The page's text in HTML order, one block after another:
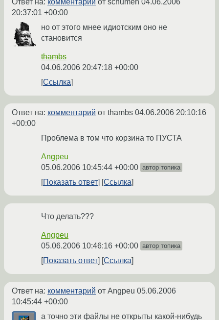
Ответ на: комментарий от schumen 04.06.2006
20:37:01 +00:00
но от этого мнее идиотским оно не
становится
thambs
04.06.2006 20:47:18 +00:00
Ссылка
Ответ на: комментарий от thambs 04.06.2006 20:10:16
+00:00
Проблема в том что корзина то ПУСТА
Angpeu
05.06.2006 10:45:44 +00:00 автор топика
Показать ответ Ссылка
Что делать???
Angpeu
05.06.2006 10:46:16 +00:00 автор топика
Показать ответ Ссылка
Ответ на: комментарий от Angpeu 05.06.2006
10:45:44 +00:00
а точно эти файлы не открыты какой-нибудь